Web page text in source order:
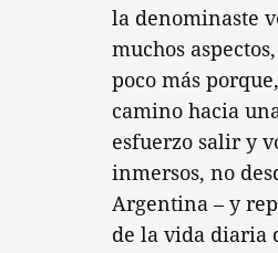
la denominaste
muchos
poco más
camino hacia
esfuerzo salir y
inmersos, no
Argentina – y
de la vida diaria